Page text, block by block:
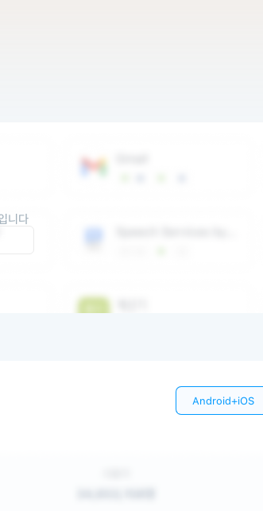
니다
Android+iOS